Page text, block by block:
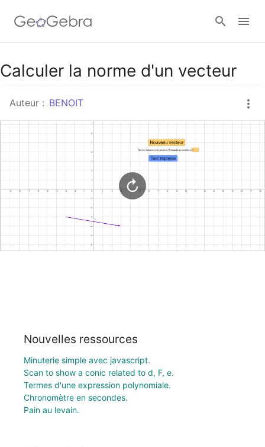
Google Classroom
Classe GeoGebra
Se connecter
Calculer la norme d'un vecteur
Auteur : BENOIT
Nouvelles ressources
Minuterie simple avec javascript.
Scan to show a conic related to d, F, e.
Termes d'une expression polynomiale.
Chronomètre en secondes.
Pain au levain.